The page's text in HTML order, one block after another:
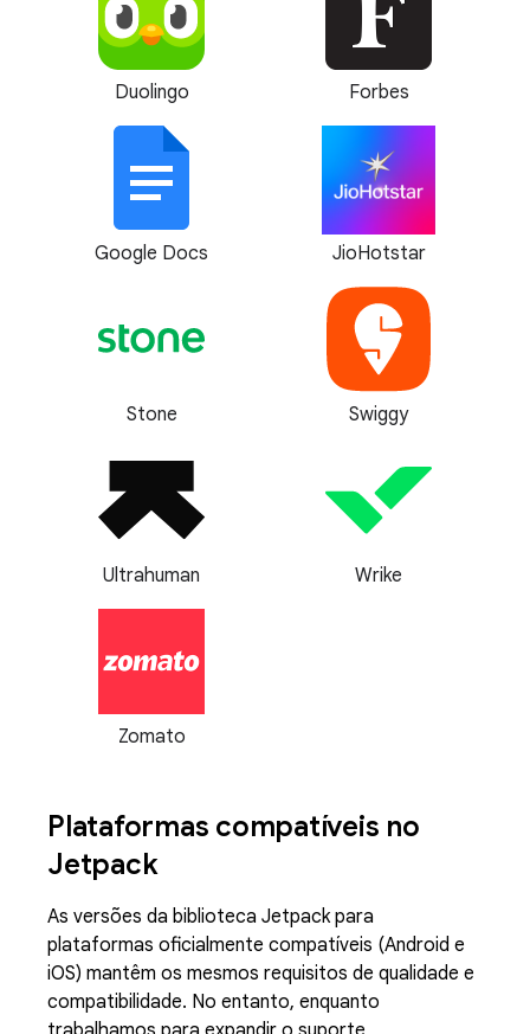
Duolingo Forbes
Google Docs JioHotstar
Stone Swiggy
Ultrahuman Wrike
Zomato
Plataformas compatíveis no
Jetpack
As versões da biblioteca Jetpack para
plataformas oficialmente compatíveis (Android e
iOS) mantêm os mesmos requisitos de qualidade e
compatibilidade. No entanto, enquanto